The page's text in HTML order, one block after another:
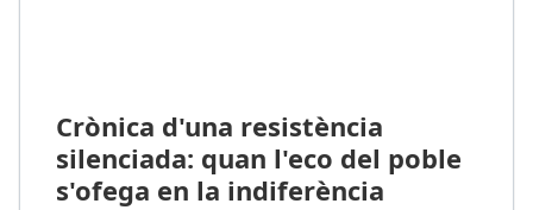
Crònica d'una resistència
silenciada: quan l'eco del poble
s'ofega en la indiferència